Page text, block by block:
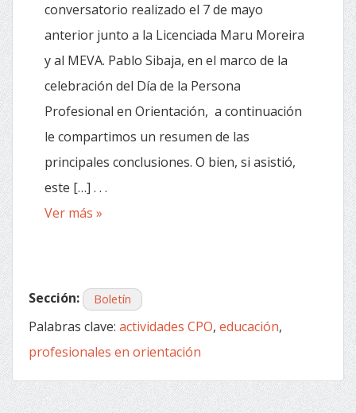
conversatorio realizado el 7 de mayo
anterior junto a la Licenciada Maru Moreira
y al MEVA. Pablo Sibaja, en el marco de la
celebración del Día de la Persona
Profesional en Orientación, a continuación
le compartimos un resumen de las
principales conclusiones. O bien, si asistió,
este […] . . .
Ver más »
Sección: Boletín
Palabras clave: actividades CPO, educación,
profesionales en orientación